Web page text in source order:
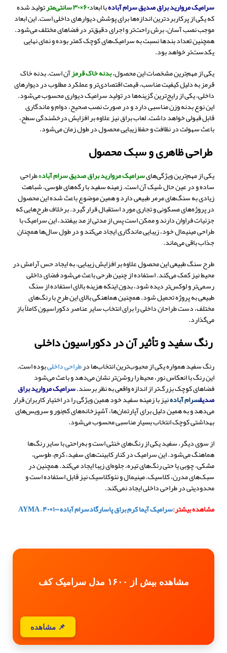
سرامیک مروارید براق صدیق سرام آبادهبا ابعاد۶۰×۳۰ سانتی‌متر تولید شده
که یکی از پرکاربردترین اندازه‌ها برای پوشش دیوارهای داخلی است. این ابعاد
موجب نصب آسان، برش راحت‌تر و اجرای دقیق‌تر در فضاهای مختلف می‌شود.
همچنین تعداد بندها نسبت به سرامیک‌های کوچک کمتر بوده و نمای نهایی
یکدست‌تر خواهد بود.
یکی از مهم‌ترین مشخصات این محصول،بدنه خاک قرمزآن است. بدنه خاک
قرمز به دلیل کیفیت مناسب، قیمت اقتصادی‌تر و عملکرد مطلوب در دیوارهای
داخلی، یکی از رایج‌ترین گزینه‌ها در تولید سرامیک دیواری محسوب می‌شود.
این نوع بدنه وزن مناسبی دارد و در صورت نصب صحیح، دوام و ماندگاری
قابل قبولی خواهد داشت. لعاب براق نیز علاوه بر افزایش درخشندگی سطح،
باعث سهولت در نظافت و حفظ زیبایی محصول در طول زمان می‌شود.
طراحی ظاهری و سبک محصول
یکی از مهم‌ترین ویژگی‌هایسرامیک مروارید براق صدیق سرام آبادهطراحی
ساده و در عین حال شیک آن است. زمینه سفید با رگه‌های طوسی، شباهت
زیادی به سنگ‌های مرمر طبیعی دارد و همین موضوع باعث شده این محصول
در پروژه‌های مسکونی و تجاری مورد استقبال قرار گیرد. برخلاف طرح‌هایی که
جزئیات فراوان دارند و ممکن است پس از مدتی از مد بیفتند، این سرامیک با
طراحی مینیمال خود، زیبایی ماندگاری ایجاد می‌کند و در طول سال‌ها همچنان
جذاب باقی می‌ماند.
طرح سنگ طبیعی این محصول علاوه بر افزایش زیبایی، به ایجاد حس آرامش در
محیط نیز کمک می‌کند. استفاده از چنین طرحی باعث می‌شود فضای داخلی
رسمی‌تر و لوکس‌تر دیده شود، بدون اینکه هزینه بالای استفاده از سنگ
طبیعی به پروژه تحمیل شود. همچنین هماهنگی بالای این طرح با رنگ‌های
مختلف، دست طراحان داخلی را برای انتخاب سایر عناصر دکوراسیون کاملاً باز
می‌گذارد.
رنگ سفید و تأثیر آن در دکوراسیون داخلی
رنگ سفید همواره یکی از محبوب‌ترین انتخاب‌ها درطراحی داخلیبوده است.
این رنگ با انعکاس نور، محیط را روشن‌تر نشان می‌دهد و باعث می‌شود
فضاهای کوچک بزرگ‌تر از اندازه واقعی به نظر برسند.سرامیک مروارید براق
صدیقسرام آبادهنیز با زمینه سفید خود همین ویژگی را در اختیار کاربران قرار
می‌دهد و به همین دلیل برای آپارتمان‌ها، آشپزخانه‌های کم‌نور و سرویس‌های
بهداشتی کوچک انتخاب بسیار مناسبی محسوب می‌شود.
از سوی دیگر، سفید یکی از رنگ‌های خنثی است و به‌راحتی با سایر رنگ‌ها
هماهنگ می‌شود. این سرامیک در کنار کابینت‌های سفید، کرم، طوسی،
مشکی، چوبی یا حتی رنگ‌های تیره، جلوه‌ای زیبا ایجاد می‌کند. همچنین در
سبک‌های مدرن، کلاسیک، مینیمال و نئوکلاسیک نیز قابل استفاده است و
محدودیتی در طراحی داخلی ایجاد نمی‌کند.
مشاهده بیشتر:سرامیک آیما کرم براق پاسارگادسرام آباده ۱۰۰×۴۰ – AYMA
مشاهده بیش از ۱۶۰۰ مدل سرامیک کف
📌 مشاهده